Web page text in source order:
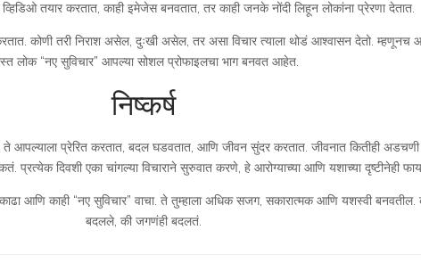
तयार करतात, काही इमेजेस बनवतात, तर काही जनके नोंदी लिहून लोकांना प्रेरणा देतात.
कोणी तरी निराश असेल, दुःखी असेल, तर असा विचार त्याला थोडं आश्वासन देतो. म्हणूनच
लोक “नए सुविचार” आपल्या सोशल प्रोफाइलचा भाग बनवत आहेत.
निष्कर्ष
ते आपल्याला प्रेरित करतात, बदल घडवतात, आणि जीवन सुंदर करतात. जीवनात कितीही
प्रत्येक दिवशी एका चांगल्या विचाराने सुरुवात करणे, हे आरोग्याच्या आणि यशाच्या दृष्टीनेही
आणि काही “नए सुविचार” वाचा. ते तुम्हाला अधिक सजग, सकारात्मक आणि यशस्वी बनवतील.
बदलले, की जगणंही बदलतं.